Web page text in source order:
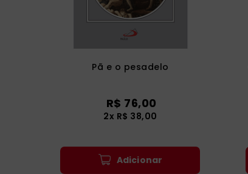
Pã e o pesadelo
R$ 76,00
2x R$ 38,00
Adicionar